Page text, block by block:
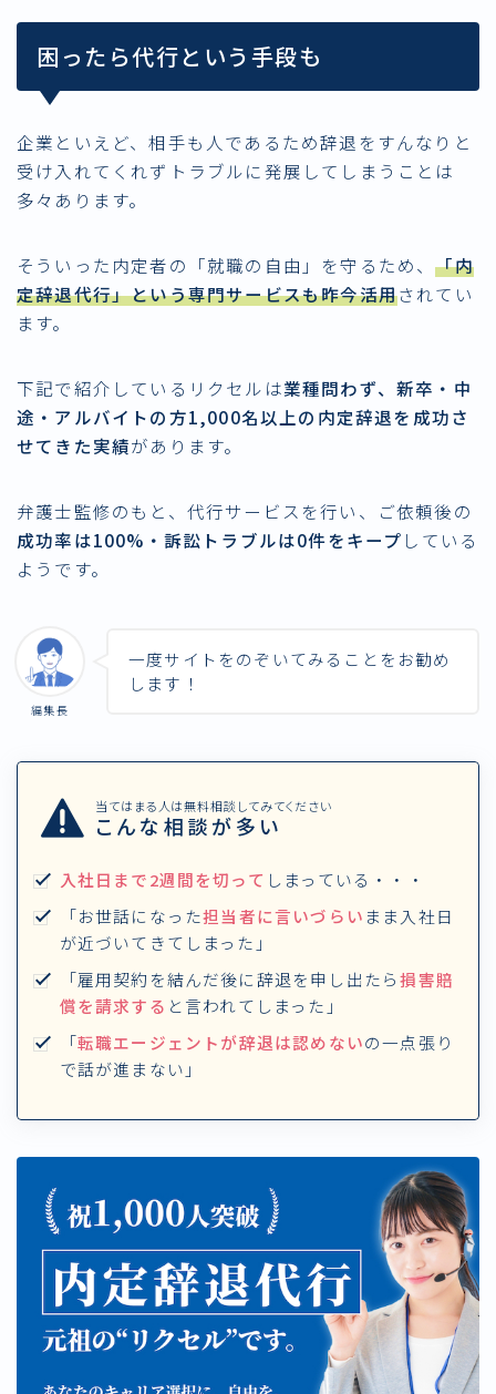
困ったら代行という手段も
企業といえど、相手も人であるため辞退をすんなりと
受け入れてくれずトラブルに発展してしまうことは
多々あります。
そういった内定者の「就職の自由」を守るため、「内
定辞退代行」という専門サービスも昨今活用されてい
ます。
下記で紹介しているリクセルは業種問わず、新卒・中
途・アルバイトの方1,000名以上の内定辞退を成功さ
せてきた実績があります。
弁護士監修のもと、代行サービスを行い、ご依頼後の
成功率は100%・訴訟トラブルは0件をキープ している
ようです。
編集長
一度サイトをのぞいてみることをお勧め
します！
当てはまる人は無料相談してみてください
こんな相談が多い
入社日まで2週間を切って しまっている・・・
「お世話になった担当者に言いづらい まま入社日
が近づいてきてしまった」
「雇用契約を結んだ後に辞退を申し出たら損害賠
償を請求する と言われてしまった」
「転職エージェントが辞退は認めないの一点張り
で話が進まない」